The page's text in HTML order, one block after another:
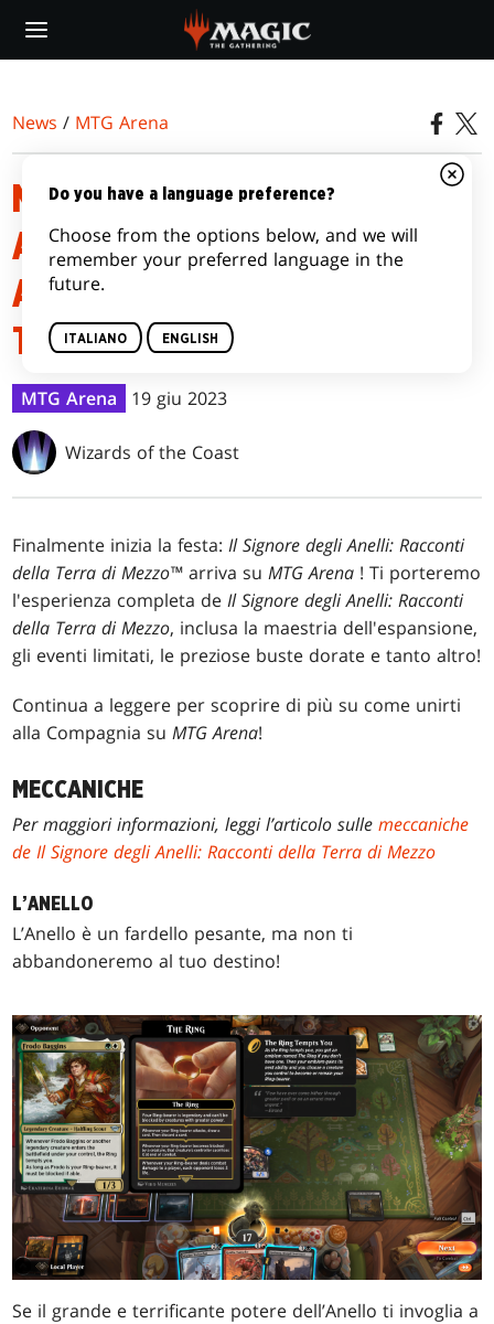
main
News / MTG Arena
NOTE DI RELEASE DI MTG
ARENA - IL SIGNORE DEGLI
ANELLI: RACCONTI DELLA
TERRA DI MEZZO™
MTG Arena 19 giu 2023
Wizards of the Coast
Finalmente inizia la festa:Il Signore degli Anelli: Racconti
della Terra di Mezzo™ arriva suMTG Arena ! Ti porteremo
l'esperienza completa deIl Signore degli Anelli: Racconti
della Terra di Mezzo, inclusa la maestria dell'espansione,
gli eventi limitati, le preziose buste dorate e tanto altro!
Continua a leggere per scoprire di più su come unirti
alla Compagnia suMTG Arena!
MECCANICHE
Per maggiori informazioni, leggi l’articolo sullemeccaniche
de Il Signore degli Anelli: Racconti della Terra di Mezzo
L’ANELLO
L’Anello è un fardello pesante, ma non ti
abbandoneremo al tuo destino!
Se il grande e terrificante potere dell’Anello ti invoglia a
Do you have a language preference?
Choose from the options below, and we will
remember your preferred language in the
future.
ITALIANO ENGLISH